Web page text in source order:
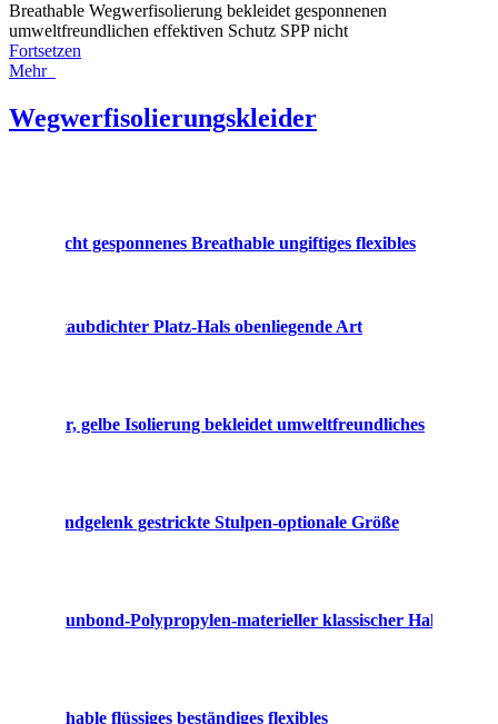
Breathable Wegwerfisolierung bekleidet gesponnenen
umweltfreundlichen effektiven Schutz SPP nicht
Fortsetzen
Mehr
Wegwerfisolierungskleider
SPP nicht gesponnenes Breathable ungiftiges flexibles
staubdichter Platz-Hals obenliegende Art
Kleider, gelbe Isolierung bekleidet umweltfreundliches
Handgelenk gestrickte Stulpen-optionale Größe
Spunbond-Polypropylen-materieller klassischer Hals
Breathable flüssiges beständiges flexibles